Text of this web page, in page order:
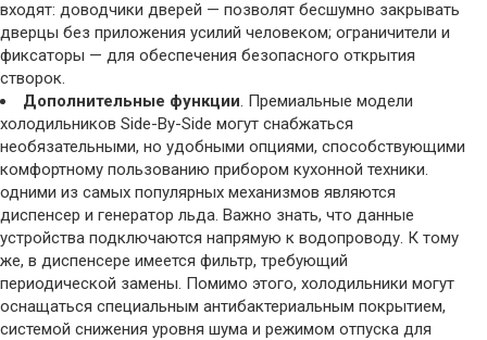
входят: доводчики дверей — позволят бесшумно закрывать
дверцы без приложения усилий человеком; ограничители и
фиксаторы — для обеспечения безопасного открытия
створок.
Дополнительные функции. Премиальные модели
холодильников Side-By-Side могут снабжаться
необязательными, но удобными опциями, способствующими
комфортному пользованию прибором кухонной техники.
одними из самых популярных механизмов являются
диспенсер и генератор льда. Важно знать, что данные
устройства подключаются напрямую к водопроводу. К тому
же, в диспенсере имеется фильтр, требующий
периодической замены. Помимо этого, холодильники могут
оснащаться специальным антибактериальным покрытием,
системой снижения уровня шума и режимом отпуска для